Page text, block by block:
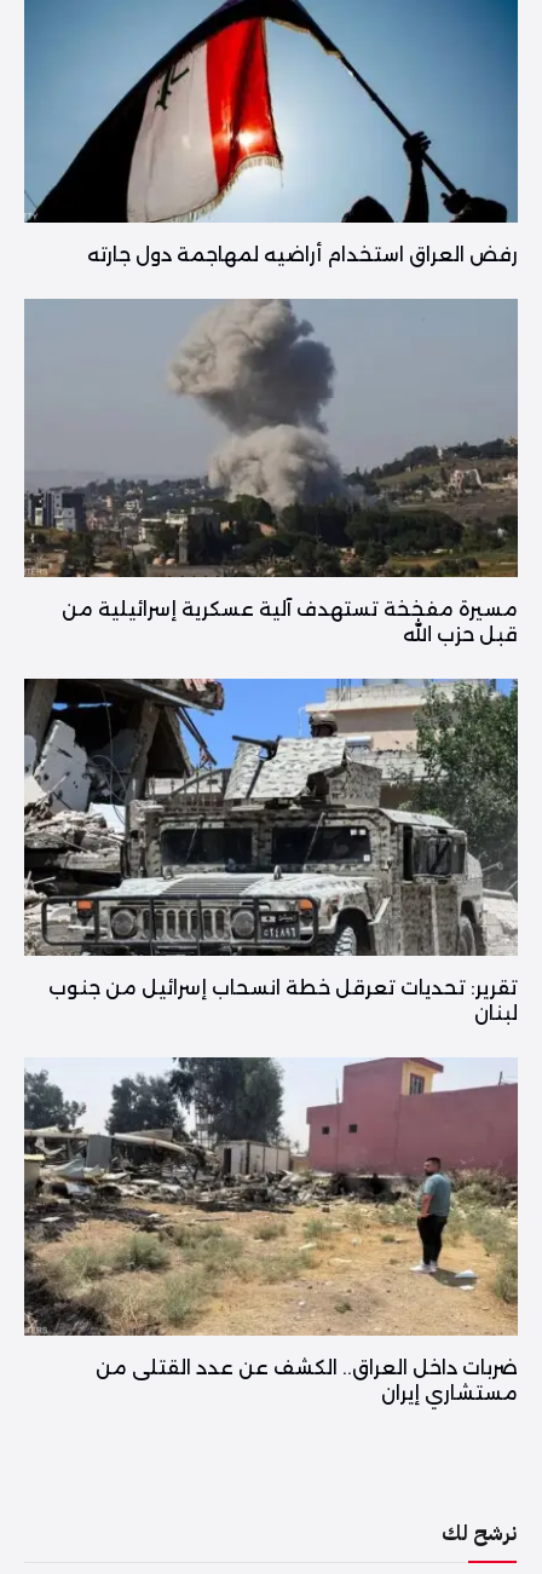
رفض العراق استخدام أراضيه لمهاجمة دول جارته
مسيرة مفخخة تستهدف آلية عسكرية إسرائيلية من
قبل حزب الله
تقرير: تحديات تعرقل خطة انسحاب إسرائيل من جنوب
لبنان
ضربات داخل العراق.. الكشف عن عدد القتلى من
مستشاري إيران
نرشح لك